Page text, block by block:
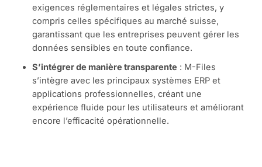
exigences réglementaires et légales strictes, y
compris celles spécifiques au marché suisse,
garantissant que les entreprises peuvent gérer les
données sensibles en toute confiance.
S’intégrer de manière transparente : M-Files
s’intègre avec les principaux systèmes ERP et
applications professionnelles, créant une
expérience fluide pour les utilisateurs et améliorant
encore l’efficacité opérationnelle.